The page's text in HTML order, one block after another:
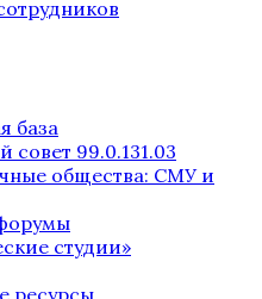
база
99.0.131.03
общества: СМУ и
студии»
ресурсы